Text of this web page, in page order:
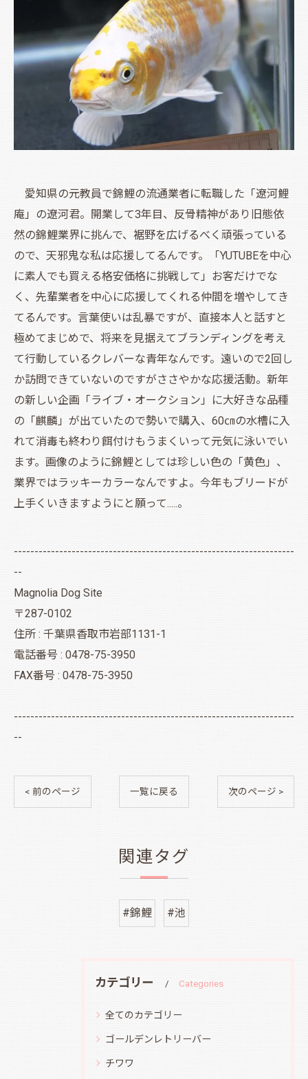
愛知県の元教員で錦鯉の流通業者に転職した「遼河鯉
庵」の遼河君。開業して3年目、反骨精神があり旧態依
然の錦鯉業界に挑んで、裾野を広げるべく頑張っている
ので、天邪鬼な私は応援してるんです。「YUTUBEを中心
に素人でも買える格安価格に挑戦して」お客だけでな
く、先輩業者を中心に応援してくれる仲間を増やしてき
てるんです。言葉使いは乱暴ですが、直接本人と話すと
極めてまじめで、将来を見据えてブランディングを考え
て行動しているクレバーな青年なんです。遠いので2回し
か訪問できていないのですがささやかな応援活動。新年
の新しい企画「ライブ・オークション」に大好きな品種
の「麒麟」が出ていたので勢いで購入、60㎝の水槽に入
れて消毒も終わり餌付けもうまくいって元気に泳いでい
ます。画像のように錦鯉としては珍しい色の「黄色」、
業界ではラッキーカラーなんですよ。今年もブリードが
上手くいきますようにと願って.....。
--------------------------------------------------------------------
--
Magnolia Dog Site
〒287-0102
住所 : 千葉県香取市岩部1131-1
電話番号 : 0478-75-3950
FAX番号 : 0478-75-3950
--------------------------------------------------------------------
--
< 前のページ 一覧に戻る 次のページ >
関連タグ
#錦鯉 #池
カテゴリー Categories
全てのカテゴリー
ゴールデンレトリーバー
チワワ